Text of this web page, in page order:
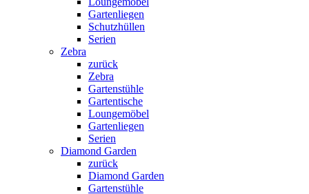
Gartenliegen
Schutzhüllen
Serien
Zebra
zurück
Zebra
Gartenstühle
Gartentische
Loungemöbel
Gartenliegen
Serien
Diamond Garden
zurück
Diamond Garden
Gartenstühle